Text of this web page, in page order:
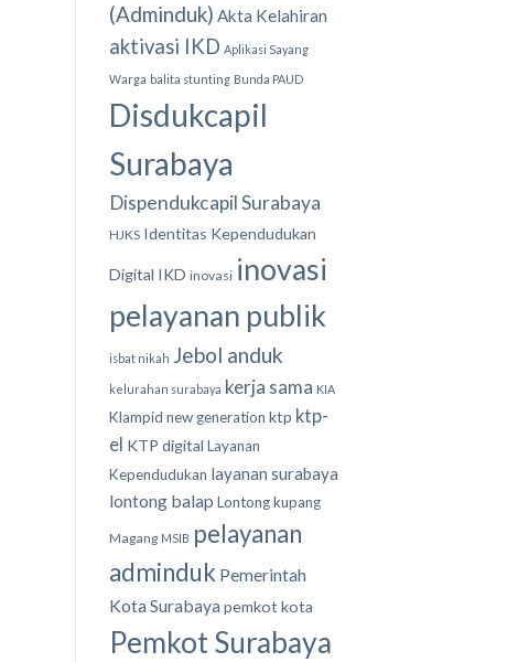
(Adminduk) Akta Kelahiran
aktivasi IKD Aplikasi Sayang
Warga balita stunting Bunda PAUD
Disdukcapil
Surabaya
Dispendukcapil Surabaya
HJKS Identitas Kependudukan
Digital IKD inovasi inovasi
pelayanan publik
isbat nikah Jebol anduk
kelurahan surabaya kerja sama KIA
Klampid new generation ktp ktp-
el KTP digital Layanan
Kependudukan layanan surabaya
lontong balap Lontong kupang
Magang MSIB pelayanan
adminduk Pemerintah
Kota Surabaya pemkot kota
Pemkot Surabaya